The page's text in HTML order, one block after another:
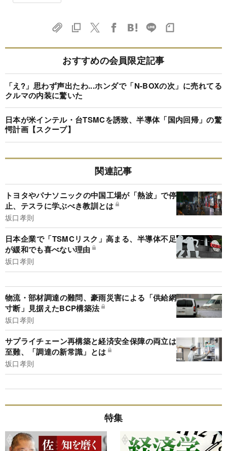
おすすめの会員限定記事
「え?」思わず声出たわ...ホンダで「N-BOXの次」に売れてる
クルマの内装に驚いた
日本が米インテル・台TSMCを誘致、半導体「国内回帰」の驚
愕計画【スクープ】
関連記事
トヨタやパナソニックの中国工場が「熱波」で停
止、テスラに学ぶべき教訓とは
坂口孝則
日本企業で「TSMCリスク」高まる、半導体不足
が緩和でも喜べない理由
坂口孝則
物流・部材調達の難問、豪雨災害による「供給網
寸断」見据えたBCP構築法
坂口孝則
サプライチェーン再構築と経済安全保障の両立は
至難、「調達の新常識」とは
坂口孝則
特集